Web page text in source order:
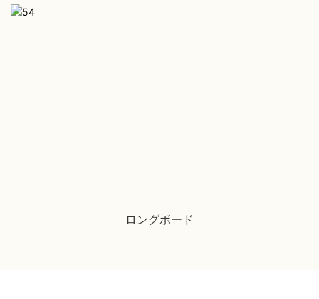
ロングボード